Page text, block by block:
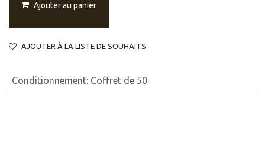
Ajouter au panier
AJOUTER À LA LISTE DE SOUHAITS
Conditionnement: Coffret de 50